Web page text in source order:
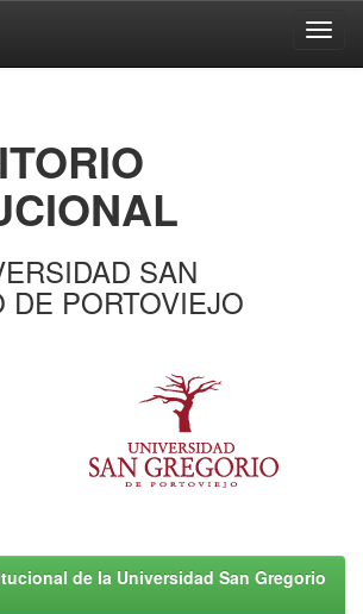
SAN
DE PORTOVIEJO
de la Universidad San Gregorio